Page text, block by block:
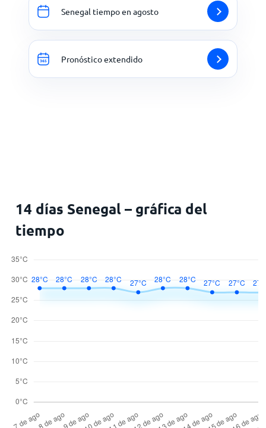
Senegal tiempo en agosto
Pronóstico extendido
14 días Senegal – gráfica del
tiempo